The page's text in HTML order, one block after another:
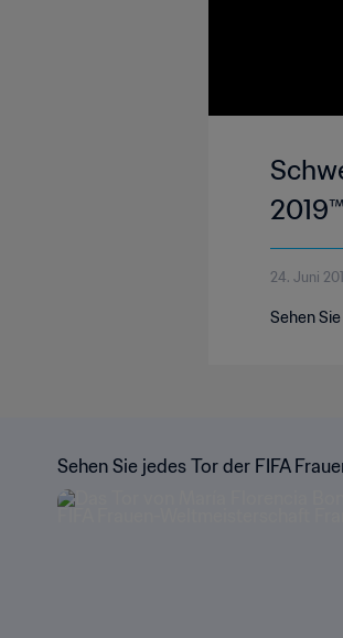
24. Juni
Sehen
Sehen Sie jedes Tor der FIFA